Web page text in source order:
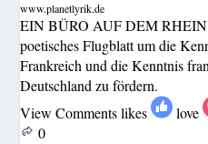
www.planetlyrik.de
EIN BÜRO AUF DEM RHEIN
poetisches Flugblatt um die
Frankreich und die Kenntnis
Deutschland zu fördern.
View Comments likes love
0